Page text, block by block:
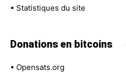
• Statistiques du site
Donations en bitcoins
• Opensats.org